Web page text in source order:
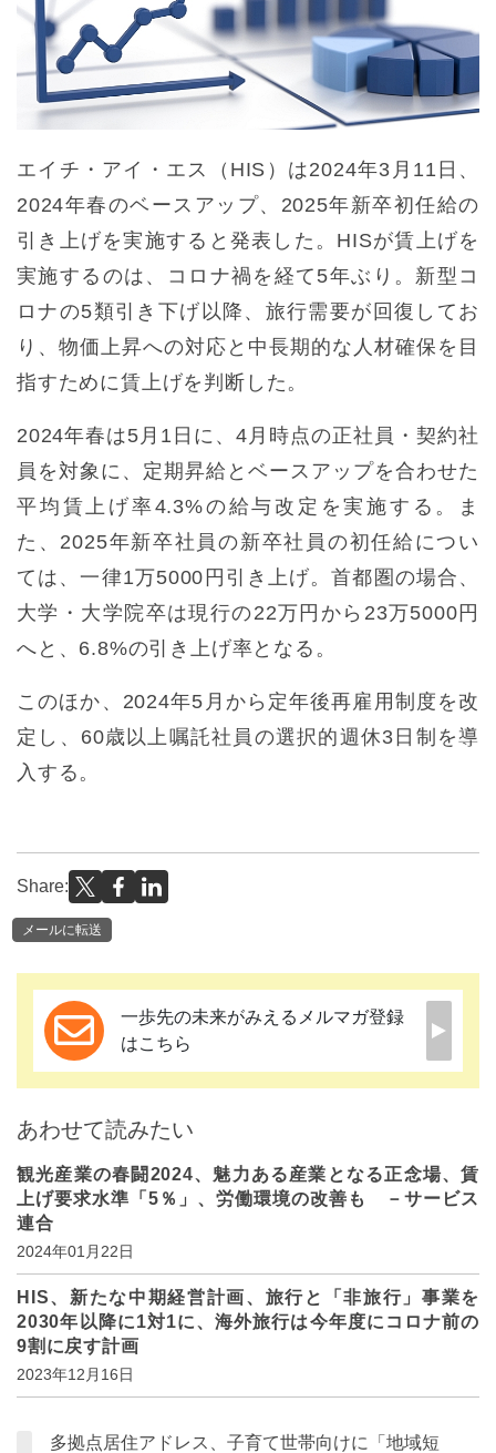
エイチ・アイ・エス（HIS）は2024年3月11日、
2024年春のベースアップ、2025年新卒初任給の
引き上げを実施すると発表した。HISが賃上げを
実施するのは、コロナ禍を経て5年ぶり。新型コ
ロナの5類引き下げ以降、旅行需要が回復してお
り、物価上昇への対応と中長期的な人材確保を目
指すために賃上げを判断した。
2024年春は5月1日に、4月時点の正社員・契約社
員を対象に、定期昇給とベースアップを合わせた
平均賃上げ率4.3%の給与改定を実施する。ま
た、2025年新卒社員の新卒社員の初任給につい
ては、一律1万5000円引き上げ。首都圏の場合、
大学・大学院卒は現行の22万円から23万5000円
へと、6.8%の引き上げ率となる。
このほか、2024年5月から定年後再雇用制度を改
定し、60歳以上嘱託社員の選択的週休3日制を導
入する。
Share:
メールに転送
一歩先の未来がみえるメルマガ登録
はこちら
あわせて読みたい
観光産業の春闘2024、魅力ある産業となる正念場、賃
上げ要求水準「5％」、労働環境の改善も －サービス
連合
2024年01月22日
HIS、新たな中期経営計画、旅行と「非旅行」事業を
2030年以降に1対1に、海外旅行は今年度にコロナ前の
9割に戻す計画
2023年12月16日
多拠点居住アドレス、子育て世帯向けに「地域短